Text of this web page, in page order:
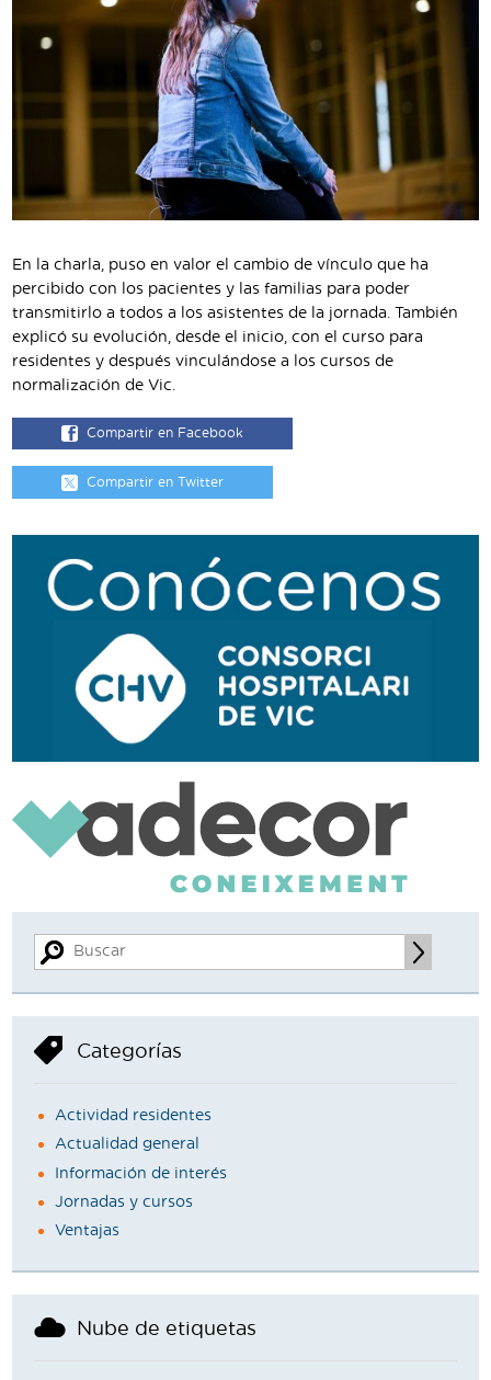
En la charla, puso en valor el cambio de vínculo que ha
percibido con los pacientes y las familias para poder
transmitirlo a todos a los asistentes de la jornada. También
explicó su evolución, desde el inicio, con el curso para
residentes y después vinculándose a los cursos de
normalización de Vic.
Compartir en Facebook
Compartir en Twitter
Categorías
Actividad residentes
Actualidad general
Información de interés
Jornadas y cursos
Ventajas
Nube de etiquetas